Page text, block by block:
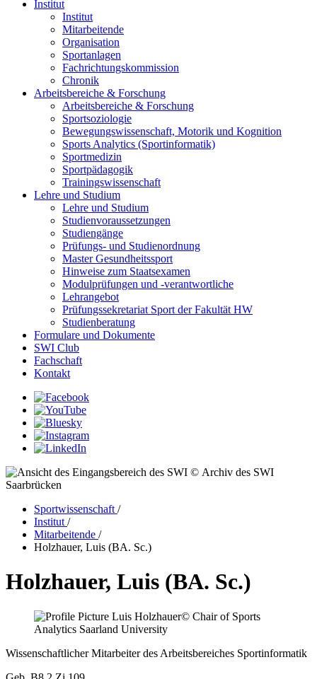
Institut
Institut
Mitarbeitende
Organisation
Sportanlagen
Fachrichtungskommission
Chronik
Arbeitsbereiche & Forschung
Arbeitsbereiche & Forschung
Sportsoziologie
Bewegungswissenschaft, Motorik und Kognition
Sports Analytics (Sportinformatik)
Sportmedizin
Sportpädagogik
Trainingswissenschaft
Lehre und Studium
Lehre und Studium
Studienvoraussetzungen
Studiengänge
Prüfungs- und Studienordnung
Master Gesundheitssport
Hinweise zum Staatsexamen
Modulprüfungen und -verantwortliche
Lehrangebot
Prüfungssekretariat Sport der Fakultät HW
Studienberatung
Formulare und Dokumente
SWI Club
Fachschaft
Kontakt
© Archiv des SWI
Saarbrücken
Sportwissenschaft /
Institut /
Mitarbeitende /
Holzhauer, Luis (BA. Sc.)
Holzhauer, Luis (BA. Sc.)
© Chair of Sports
Analytics Saarland University
Wissenschaftlicher Mitarbeiter des Arbeitsbereiches Sportinformatik